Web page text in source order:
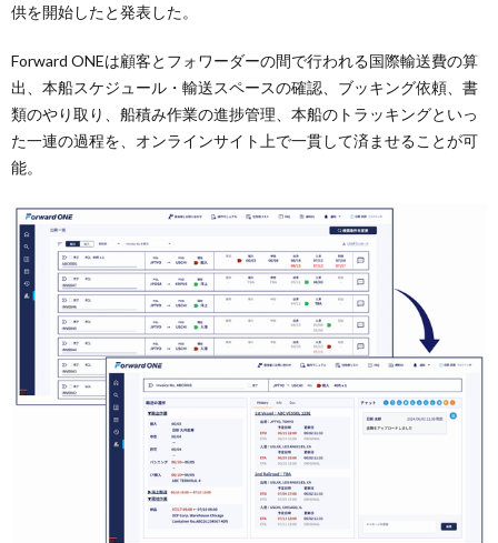
供を開始したと発表した。
Forward ONEは顧客とフォワーダーの間で行われる国際輸送費の算
出、本船スケジュール・輸送スペースの確認、ブッキング依頼、書
類のやり取り、船積み作業の進捗管理、本船のトラッキングといっ
た一連の過程を、オンラインサイト上で一貫して済ませることが可
能。